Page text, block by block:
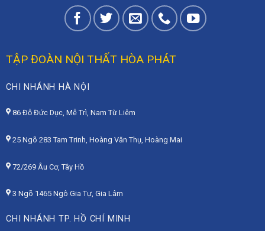
TẬP ĐOÀN NỘI THẤT HÒA PHÁT
CHI NHÁNH HÀ NỘI
86 Đỗ Đức Dục, Mễ Trì, Nam Từ Liêm
25 Ngõ 283 Tam Trinh, Hoàng Văn Thụ, Hoàng Mai
72/269 Âu Cơ, Tây Hồ
3 Ngõ 1465 Ngô Gia Tự, Gia Lâm
CHI NHÁNH TP. HỒ CHÍ MINH